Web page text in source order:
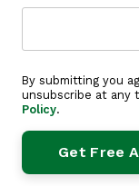
By submitting you
unsubscribe at any
Policy.